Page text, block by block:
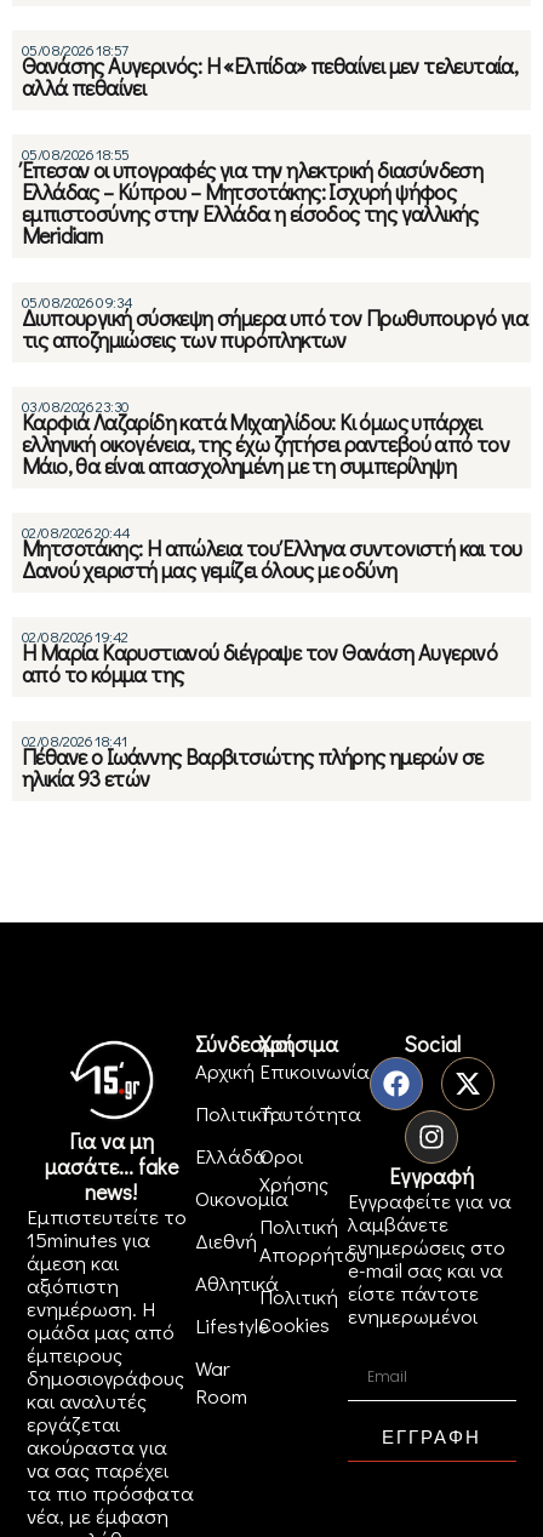
05/08/2026 18:57
Θανάσης Αυγερινός: Η «Ελπίδα» πεθαίνει μεν τελευταία,
αλλά πεθαίνει
05/08/2026 18:55
Έπεσαν οι υπογραφές για την ηλεκτρική διασύνδεση
Ελλάδας – Κύπρου – Μητσοτάκης: Ισχυρή ψήφος
εμπιστοσύνης στην Ελλάδα η είσοδος της γαλλικής
Meridiam
05/08/2026 09:34
Διυπουργική σύσκεψη σήμερα υπό τον Πρωθυπουργό για
τις αποζημιώσεις των πυρόπληκτων
03/08/2026 23:30
Καρφιά Λαζαρίδη κατά Μιχαηλίδου: Κι όμως υπάρχει
ελληνική οικογένεια, της έχω ζητήσει ραντεβού από τον
Μάιο, θα είναι απασχολημένη με τη συμπερίληψη
02/08/2026 20:44
Μητσοτάκης: Η απώλεια του Έλληνα συντονιστή και του
Δανού χειριστή μας γεμίζει όλους με οδύνη
02/08/2026 19:42
Η Μαρία Καρυστιανού διέγραψε τον Θανάση Αυγερινό
από το κόμμα της
02/08/2026 18:41
Πέθανε ο Ιωάννης Βαρβιτσιώτης πλήρης ημερών σε
ηλικία 93 ετών
Για να μη
μασάτε... fake
news!
Εμπιστευτείτε το
15minutes για
άμεση και
αξιόπιστη
ενημέρωση. Η
ομάδα μας από
έμπειρους
δημοσιογράφους
και αναλυτές
εργάζεται
ακούραστα για
να σας παρέχει
τα πιο πρόσφατα
νέα, με έμφαση
Σύνδεσμοι
Αρχική
Πολιτική
Ελλάδα
Οικονομία
Διεθνή
Αθλητικά
Lifestyle
War
Room
Χρήσιμα
Επικοινωνία
Ταυτότητα
Όροι
Χρήσης
Πολιτική
Απορρήτου
Πολιτική
Cookies
Social
Εγγραφή
Εγγραφείτε για να
λαμβάνετε
ενημερώσεις στο
e-mail σας και να
είστε πάντοτε
ενημερωμένοι
ΕΓΓΡΑΦΗ